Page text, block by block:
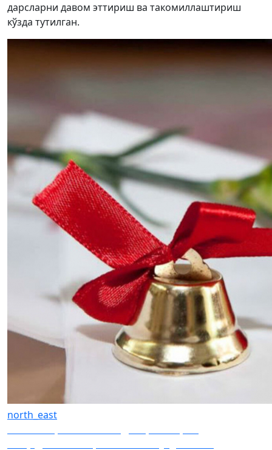
дарсларни давом эттириш ва такомиллаштириш
кўзда тутилган.
north_east